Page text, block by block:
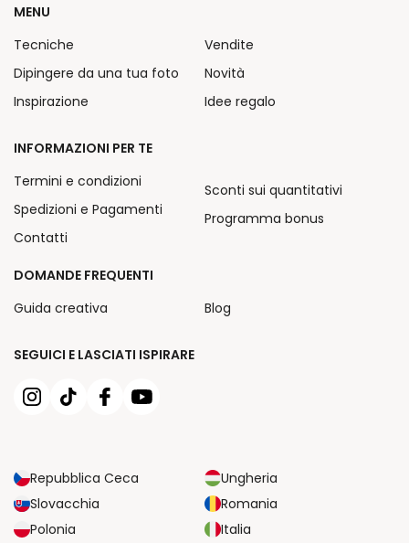
SEGUICI E LASCIATI ISPIRARE
Repubblica Ceca
Ungheria
Slovacchia
Romania
Polonia
Italia
MENU
Tecniche
Dipingere da una tua foto
Inspirazione
Vendite
Novità
Idee regalo
INFORMAZIONI PER TE
Termini e condizioni
Spedizioni e Pagamenti
Contatti
Sconti sui quantitativi
Programma bonus
DOMANDE FREQUENTI
Guida creativa
Blog